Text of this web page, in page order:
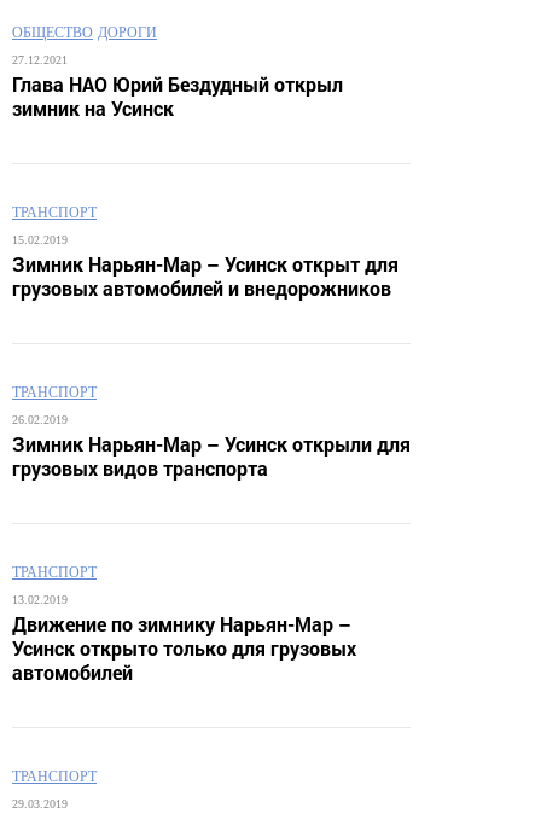
ОБЩЕСТВО ДОРОГИ
27.12.2021
Глава НАО Юрий Бездудный открыл
зимник на Усинск
ТРАНСПОРТ
15.02.2019
Зимник Нарьян-Мар – Усинск открыт для
грузовых автомобилей и внедорожников
ТРАНСПОРТ
26.02.2019
Зимник Нарьян-Мар – Усинск открыли для
грузовых видов транспорта
ТРАНСПОРТ
13.02.2019
Движение по зимнику Нарьян-Мар –
Усинск открыто только для грузовых
автомобилей
ТРАНСПОРТ
29.03.2019